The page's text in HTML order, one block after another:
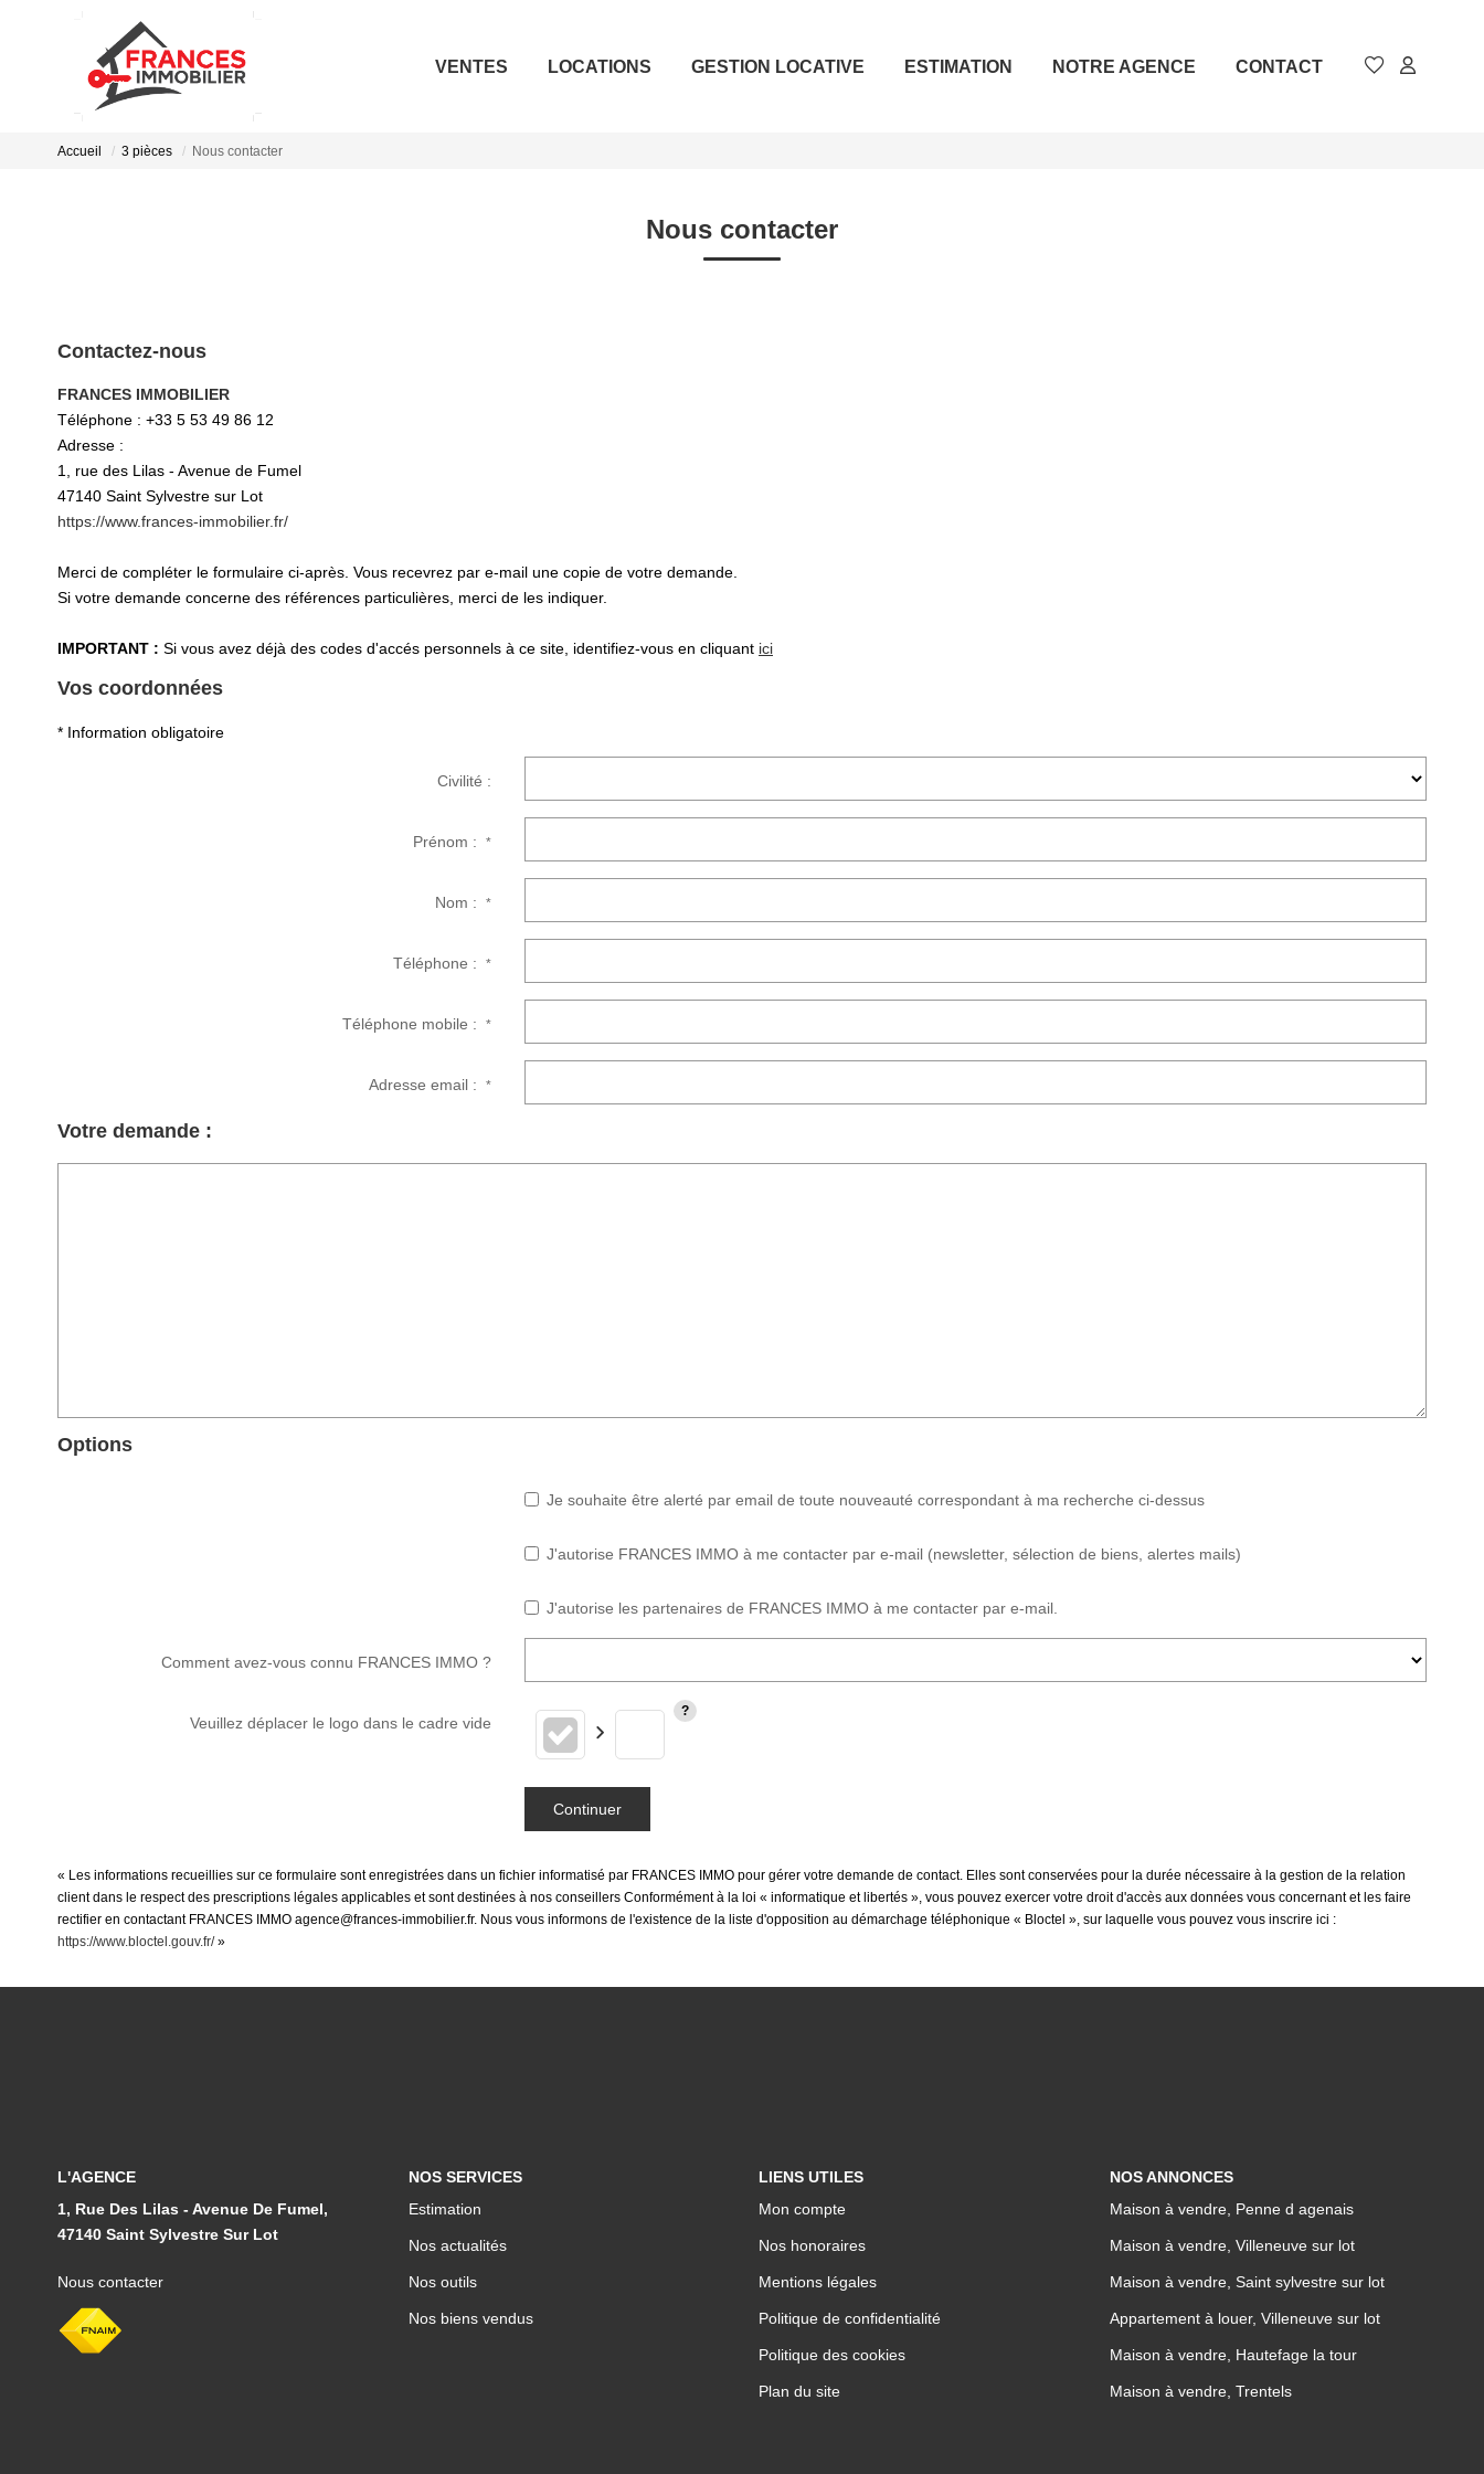
VENTES LOCATIONS GESTION LOCATIVE ESTIMATION NOTRE AGENCE CONTACT
Accueil 3 pièces Nous contacter
Nous contacter
Contactez-nous
FRANCES IMMOBILIER
Téléphone : +33 5 53 49 86 12
Adresse :
1, rue des Lilas - Avenue de Fumel
47140 Saint Sylvestre sur Lot
https://www.frances-immobilier.fr/
Merci de compléter le formulaire ci-après. Vous recevrez par e-mail une copie de votre demande.
Si votre demande concerne des références particulières, merci de les indiquer.
IMPORTANT : Si vous avez déjà des codes d'accés personnels à ce site, identifiez-vous en cliquant ici
Vos coordonnées
* Information obligatoire
Civilité :
Prénom :*
Nom :*
Téléphone :*
Téléphone mobile :*
Adresse email :*
Votre demande :
Options
Je souhaite être alerté par email de toute nouveauté correspondant à ma recherche ci-dessus
J'autorise FRANCES IMMO à me contacter par e-mail (newsletter, sélection de biens, alertes mails)
J'autorise les partenaires de FRANCES IMMO à me contacter par e-mail.
Comment avez-vous connu FRANCES IMMO ?
Veuillez déplacer le logo dans le cadre vide
Continuer
« Les informations recueillies sur ce formulaire sont enregistrées dans un fichier informatisé par FRANCES IMMO pour gérer votre demande de contact. Elles sont conservées pour la durée nécessaire à la gestion de la relation
client dans le respect des prescriptions légales applicables et sont destinées à nos conseillers Conformément à la loi « informatique et libertés », vous pouvez exercer votre droit d'accès aux données vous concernant et les faire
rectifier en contactant FRANCES IMMO agence@frances-immobilier.fr. Nous vous informons de l'existence de la liste d'opposition au démarchage téléphonique « Bloctel », sur laquelle vous pouvez vous inscrire ici :
https://www.bloctel.gouv.fr/»
L'AGENCE
1, Rue Des Lilas - Avenue De Fumel,
47140 Saint Sylvestre Sur Lot
Nous contacter
NOS SERVICES
Estimation
Nos actualités
Nos outils
Nos biens vendus
LIENS UTILES
Mon compte
Nos honoraires
Mentions légales
Politique de confidentialité
Politique des cookies
Plan du site
NOS ANNONCES
Maison à vendre, Penne d agenais
Maison à vendre, Villeneuve sur lot
Maison à vendre, Saint sylvestre sur lot
Appartement à louer, Villeneuve sur lot
Maison à vendre, Hautefage la tour
Maison à vendre, Trentels